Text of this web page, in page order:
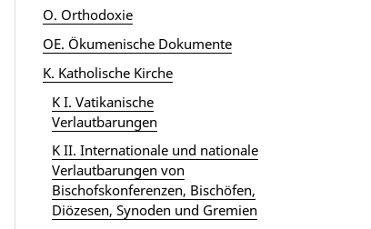
O. Orthodoxie
OE. Ökumenische Dokumente
K. Katholische Kirche
K I. Vatikanische
Verlautbarungen
K II. Internationale und nationale
Verlautbarungen von
Bischofskonferenzen, Bischöfen,
Diözesen, Synoden und Gremien